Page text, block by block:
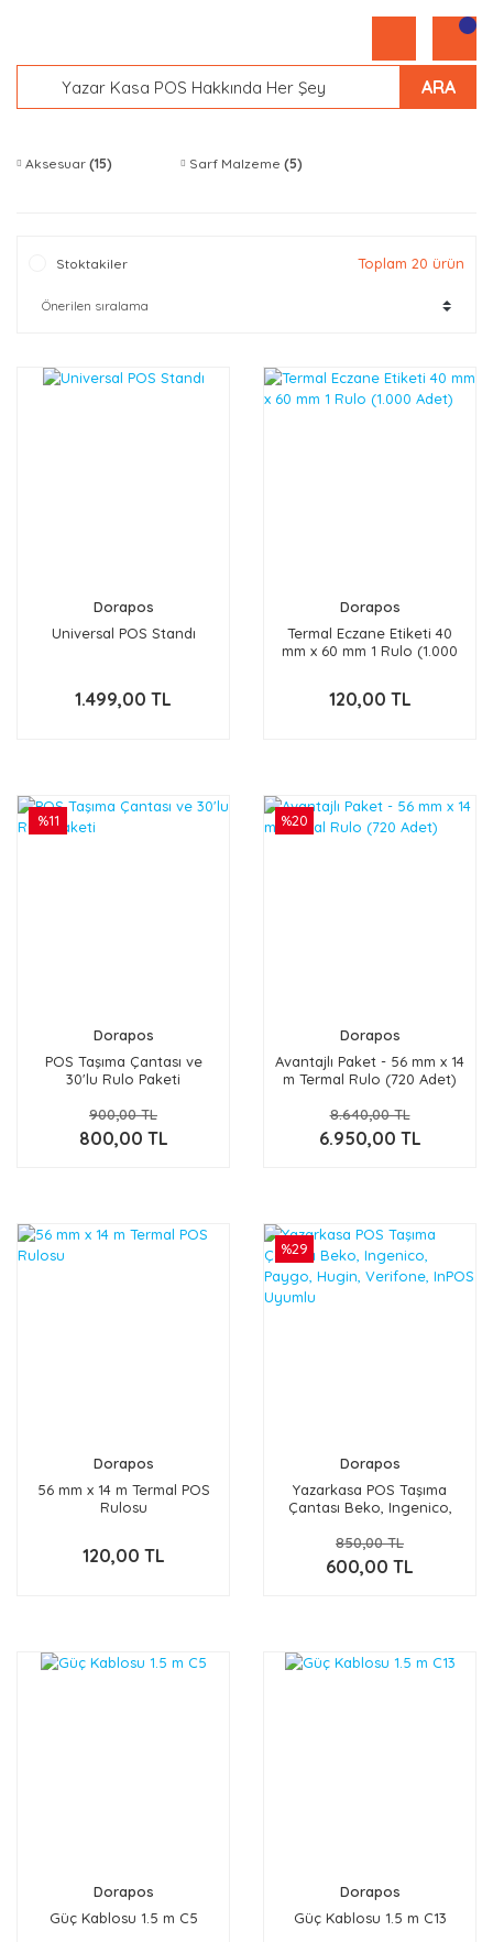
ARA
Aksesuar (15) Sarf Malzeme(5)
Stoktakiler Toplam 20 ürün
Dorapos
Universal POS Standı
1.499,00 TL
Dorapos
Termal Eczane Etiketi 40
mm x 60 mm 1 Rulo (1.000
120,00 TL
%11
Dorapos
POS Taşıma Çantası ve
30'lu Rulo Paketi
900,00 TL
800,00 TL
%20
Dorapos
Avantajlı Paket - 56 mm x 14
m Termal Rulo (720 Adet)
8.640,00 TL
6.950,00 TL
Dorapos
56 mm x 14 m Termal POS
Rulosu
120,00 TL
%29
Dorapos
Yazarkasa POS Taşıma
Çantası Beko, Ingenico,
InPOS Uyumlu
850,00 TL
600,00 TL
Dorapos
Güç Kablosu 1.5 m C5
Dorapos
Güç Kablosu 1.5 m C13